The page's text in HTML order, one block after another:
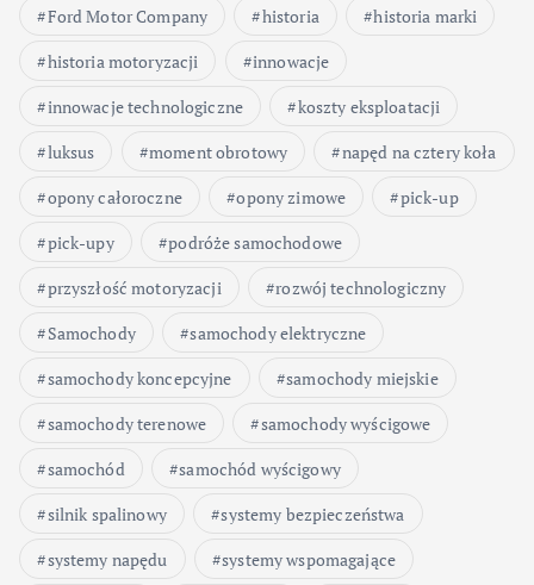
Ford Motor Company
historia
historia marki
historia motoryzacji
innowacje
innowacje technologiczne
koszty eksploatacji
luksus
moment obrotowy
napęd na cztery koła
opony całoroczne
opony zimowe
pick-up
pick-upy
podróże samochodowe
przyszłość motoryzacji
rozwój technologiczny
Samochody
samochody elektryczne
samochody koncepcyjne
samochody miejskie
samochody terenowe
samochody wyścigowe
samochód
samochód wyścigowy
silnik spalinowy
systemy bezpieczeństwa
systemy napędu
systemy wspomagające